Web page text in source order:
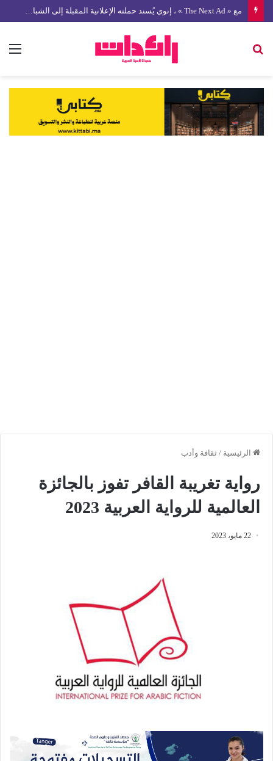
مع « The Next Ad » ، إنوي يُسند حملته الإعلانية المقبلة إلى الشباب المغربي
الرئيسية / ثقافة وأدب
رواية تغريبة القافر تفوز بالجائزة
العالمية للرواية العربية 2023
22 مايو، 2023